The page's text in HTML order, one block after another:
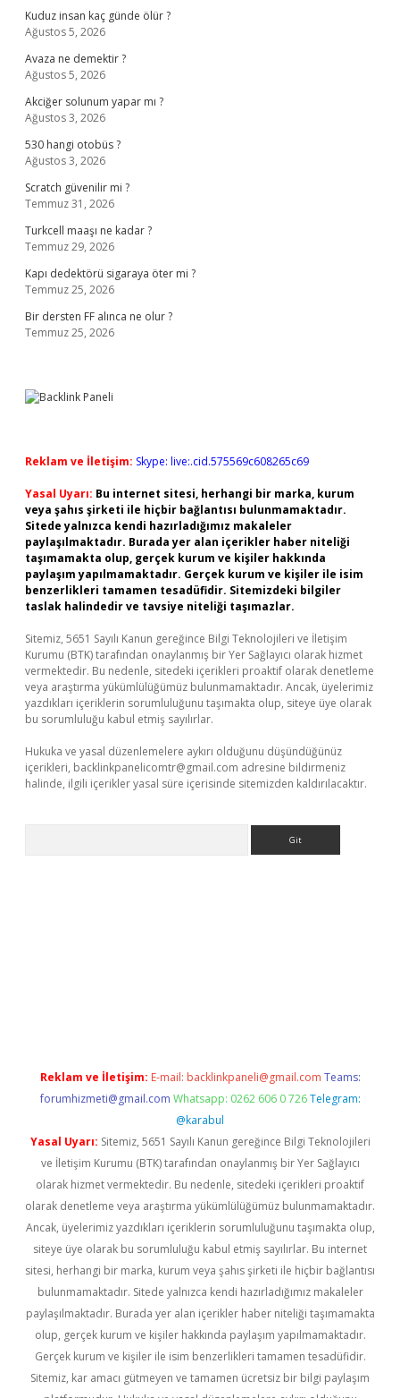
Kuduz insan kaç günde ölür ?
Ağustos 5, 2026
Avaza ne demektir ?
Ağustos 5, 2026
Akciğer solunum yapar mı ?
Ağustos 3, 2026
530 hangi otobüs ?
Ağustos 3, 2026
Scratch güvenilir mi ?
Temmuz 31, 2026
Turkcell maaşı ne kadar ?
Temmuz 29, 2026
Kapı dedektörü sigaraya öter mi ?
Temmuz 25, 2026
Bir dersten FF alınca ne olur ?
Temmuz 25, 2026
Reklam ve İletişim: Skype: live:.cid.575569c608265c69
Yasal Uyarı: Bu internet sitesi, herhangi bir marka, kurum
veya şahıs şirketi ile hiçbir bağlantısı bulunmamaktadır.
Sitede yalnızca kendi hazırladığımız makaleler
paylaşılmaktadır. Burada yer alan içerikler haber niteliği
taşımamakta olup, gerçek kurum ve kişiler hakkında
paylaşım yapılmamaktadır. Gerçek kurum ve kişiler ile isim
benzerlikleri tamamen tesadüfidir. Sitemizdeki bilgiler
taslak halindedir ve tavsiye niteliği taşımazlar.
Sitemiz, 5651 Sayılı Kanun gereğince Bilgi Teknolojileri ve İletişim
Kurumu (BTK) tarafından onaylanmış bir Yer Sağlayıcı olarak hizmet
vermektedir. Bu nedenle, sitedeki içerikleri proaktif olarak denetleme
veya araştırma yükümlülüğümüz bulunmamaktadır. Ancak, üyelerimiz
yazdıkları içeriklerin sorumluluğunu taşımakta olup, siteye üye olarak
bu sorumluluğu kabul etmiş sayılırlar.
Hukuka ve yasal düzenlemelere aykırı olduğunu düşündüğünüz
içerikleri, backlinkpanelicomtr@gmail.com adresine bildirmeniz
halinde, ilgili içerikler yasal süre içerisinde sitemizden kaldırılacaktır.
Reklam ve İletişim: E-mail: backlinkpaneli@gmail.com Teams:
forumhizmeti@gmail.com Whatsapp: 0262 606 0 726 Telegram:
@karabul
Yasal Uyarı: Sitemiz, 5651 Sayılı Kanun gereğince Bilgi Teknolojileri
ve İletişim Kurumu (BTK) tarafından onaylanmış bir Yer Sağlayıcı
olarak hizmet vermektedir. Bu nedenle, sitedeki içerikleri proaktif
olarak denetleme veya araştırma yükümlülüğümüz bulunmamaktadır.
Ancak, üyelerimiz yazdıkları içeriklerin sorumluluğunu taşımakta olup,
siteye üye olarak bu sorumluluğu kabul etmiş sayılırlar. Bu internet
sitesi, herhangi bir marka, kurum veya şahıs şirketi ile hiçbir bağlantısı
bulunmamaktadır. Sitede yalnızca kendi hazırladığımız makaleler
paylaşılmaktadır. Burada yer alan içerikler haber niteliği taşımamakta
olup, gerçek kurum ve kişiler hakkında paylaşım yapılmamaktadır.
Gerçek kurum ve kişiler ile isim benzerlikleri tamamen tesadüfidir.
Sitemiz, kar amacı gütmeyen ve tamamen ücretsiz bir bilgi paylaşım